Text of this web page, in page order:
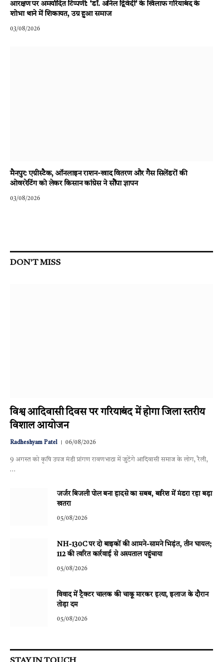
आरक्षण पर अमर्यादित टिप्पणी: ‘डॉ. अनिल द्विवेदी’ के खिलाफ गरियाबंद के
शोभा थाने में शिकायत, उग्र हुआ समाज
03/08/2026
मैनपुर: एग्रीस्टैक, ऑनलाइन राशन-खाद वितरण और गैस सिलेंडरों की
ओवररेटिंग को लेकर किसान कांग्रेस ने सौंपा ज्ञापन
03/08/2026
DON'T MISS
विश्व आदिवासी दिवस पर गरियाबंद में होगा जिला स्तरीय
विशाल आयोजन
Radheshyam Patel 06/08/2026
9 अगस्त को कृषि उपज मंडी प्रांगण रावणभाठा में जुटेंगे आदिवासी समाज के लोग, रैली,
…
जर्जर बिजली पोल बना हादसे का सबब, बारिश में मंडरा रहा बड़ा
खतरा
05/08/2026
NH-130C पर दो बाइकों की आमने-सामने भिड़ंत, तीन घायल;
112 की त्वरित कार्रवाई से अस्पताल पहुंचाया
05/08/2026
विवाद में ट्रैक्टर चालक की चाकू मारकर हत्या, इलाज के दौरान
तोड़ा दम
05/08/2026